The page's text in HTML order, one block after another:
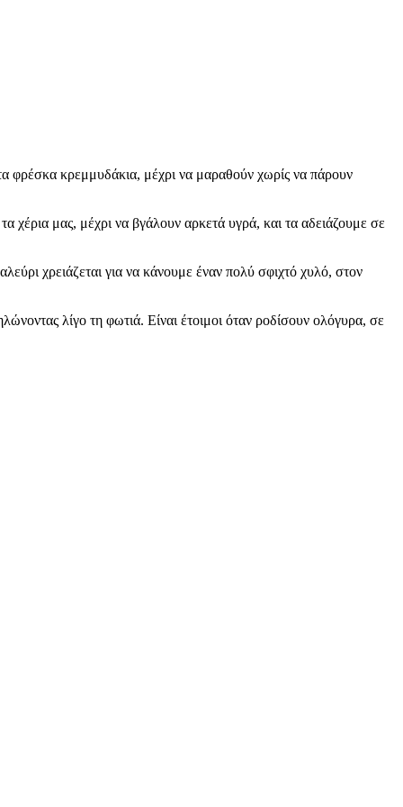
φρέσκα κρεμμυδάκια, μέχρι να μαραθούν χωρίς να πάρουν
μας, μέχρι να βγάλουν αρκετά υγρά, και τα αδειάζουμε σε
χρειάζεται για να κάνουμε έναν πολύ σφιχτό χυλό, στον
λίγο τη φωτιά. Είναι έτοιμοι όταν ροδίσουν ολόγυρα, σε